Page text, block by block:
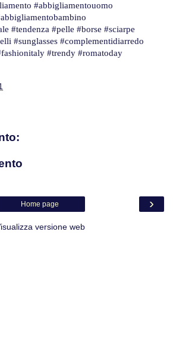
#abbigliamentouomo
#tendenza #pelle #borse #sciarpe
#sunglasses #complementidiarredo
#trendy #romatoday
›
Home page
versione web